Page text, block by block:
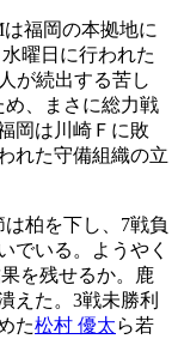
福岡の本拠地に
曜日に行われた
が続出する苦し
、まさに総力戦
岡は川崎Ｆに敗
れた守備組織の立
柏を下し、7戦負
でいる。ようやく
を残せるか。鹿
えた。3戦未勝利
た松村 優太ら若